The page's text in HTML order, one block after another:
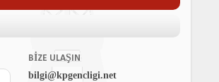
BIZE ULAŞIN
bilgi@kpgencligi.net